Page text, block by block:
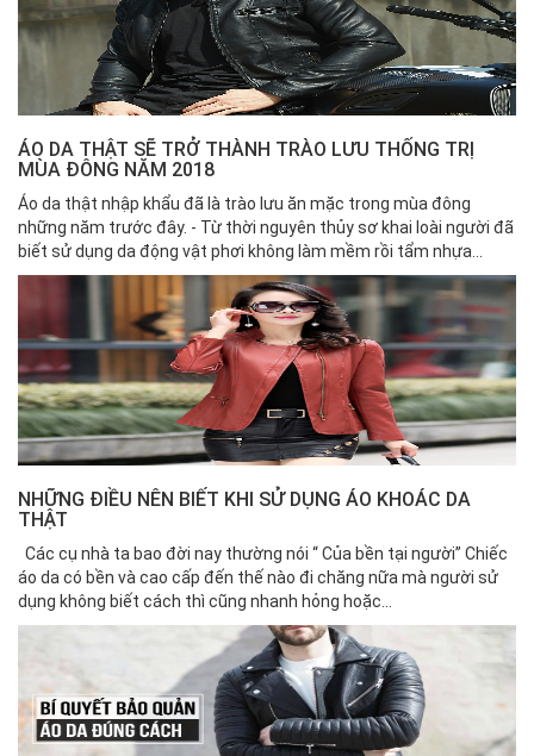
ÁO DA THẬT SẼ TRỞ THÀNH TRÀO LƯU THỐNG TRỊ
MÙA ĐÔNG NĂM 2018
Áo da thật nhập khẩu đã là trào lưu ăn mặc trong mùa đông
những năm trước đây. - Từ thời nguyên thủy sơ khai loài người đã
biết sử dụng da động vật phơi không làm mềm rồi tẩm nhựa...
NHỮNG ĐIỀU NÊN BIẾT KHI SỬ DỤNG ÁO KHOÁC DA
THẬT
Các cụ nhà ta bao đời nay thường nói “ Của bền tại người” Chiếc
áo da có bền và cao cấp đến thế nào đi chăng nữa mà người sử
dụng không biết cách thì cũng nhanh hỏng hoặc...